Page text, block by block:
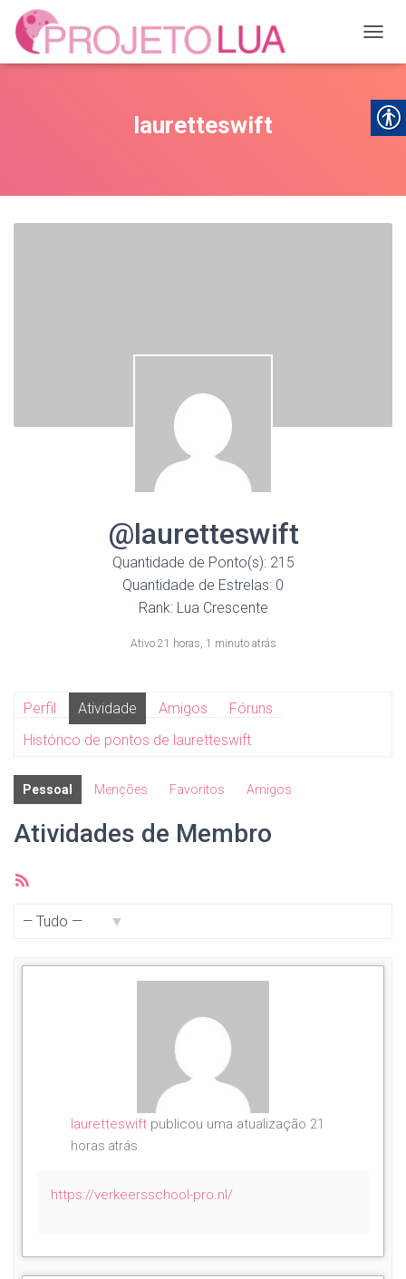
lauretteswift
@lauretteswift
Quantidade de Ponto(s): 215
Quantidade de Estrelas: 0
Rank: Lua Crescente
Ativo 21 horas, 1 minuto atrás
Perfil Atividade Amigos
Fóruns
Histórico de pontos de lauretteswift
Pessoal Menções Favoritos Amigos
Atividades de Membro
lauretteswiftpublicou uma atualização 21
horas atrás
https://verkeersschool-pro.nl/